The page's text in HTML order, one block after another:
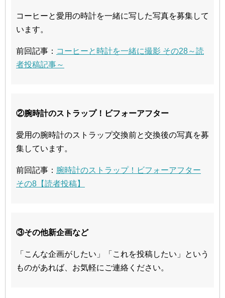
コーヒーと愛用の時計を一緒に写した写真を募集して
います。
前回記事： コーヒーと時計を一緒に撮影 その28～読
者投稿記事～
②腕時計のストラップ！ビフォーアフター
愛用の腕時計のストラップ交換前と交換後の写真を募
集しています。
前回記事： 腕時計のストラップ！ビフォーアフター
その8【読者投稿】
③その他新企画など
「こんな企画がしたい」「これを投稿したい」という
ものがあれば、お気軽にご連絡ください。